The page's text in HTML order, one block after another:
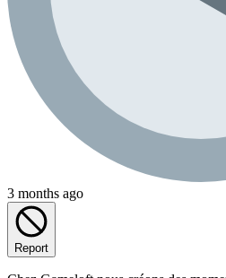
3 months ago
Report